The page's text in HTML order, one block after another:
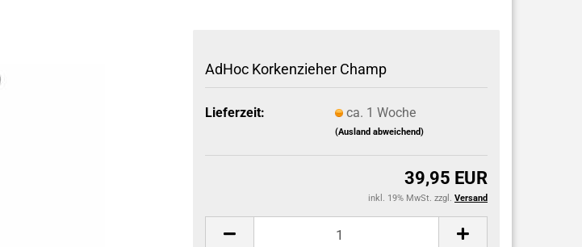
AdHoc Korkenzieher Champ
Lieferzeit: ca. 1 Woche
(Ausland abweichend)
39,95 EUR
inkl. 19% MwSt. zzgl. Versand